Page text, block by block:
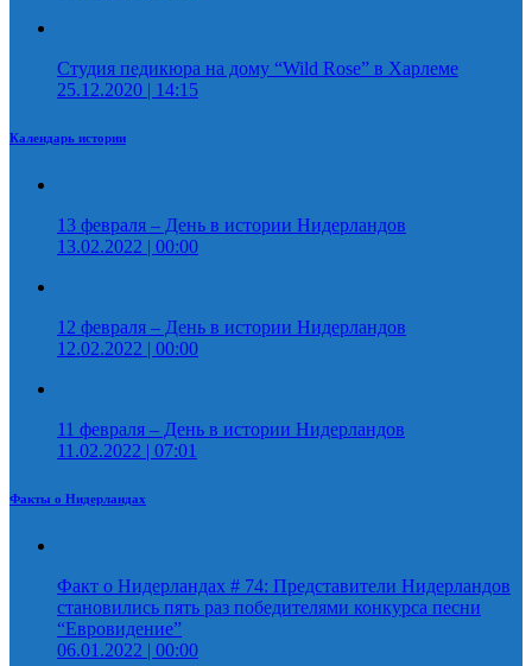
Студия педикюра на дому “Wild Rose” в Харлеме
25.12.2020 | 14:15
Календарь истории
13 февраля – День в истории Нидерландов
13.02.2022 | 00:00
12 февраля – День в истории Нидерландов
12.02.2022 | 00:00
11 февраля – День в истории Нидерландов
11.02.2022 | 07:01
Факты о Нидерландах
Факт о Нидерландах # 74: Представители Нидерландов
становились пять раз победителями конкурса песни
“Евровидение”
06.01.2022 | 00:00